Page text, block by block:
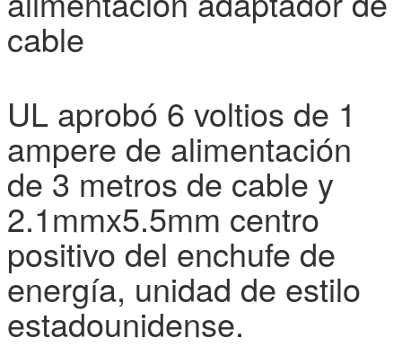
cable
UL aprobó 6 voltios de 1
ampere de alimentación
de 3 metros de cable y
2.1mmx5.5mm centro
positivo del enchufe de
energía, unidad de estilo
estadounidense.